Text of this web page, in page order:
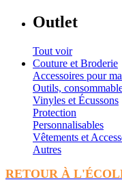
Outlet
Tout voir
Couture et Broderie
Accessoires pour
Outils,
Vinyles et Écussons
Protection
Personnalisables
Vêtements et
Autres
RETOUR À